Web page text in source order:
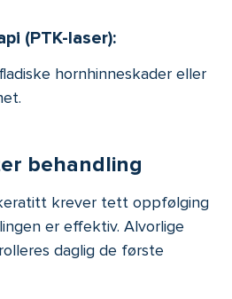
(PTK-laser):
hornhinneskader eller
behandling
krever tett oppfølging
er effektiv. Alvorlige
daglig de første